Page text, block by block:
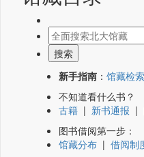
新手指南 ： 馆藏检
不知道看什么书？
古籍 | 新书通报 |
图书借阅第一步：
馆藏分布 | 借阅制